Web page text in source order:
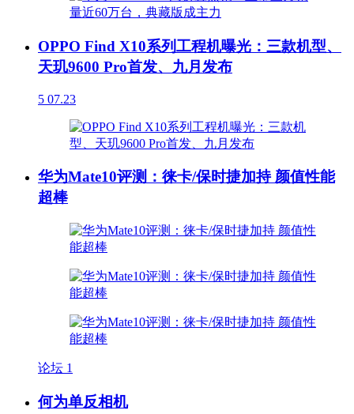
OPPO Find X10系列工程机曝光：三款机型、
天玑9600 Pro首发、九月发布
5 07.23
华为Mate10评测：徕卡/保时捷加持 颜值性能
超棒
论坛 1
何为单反相机